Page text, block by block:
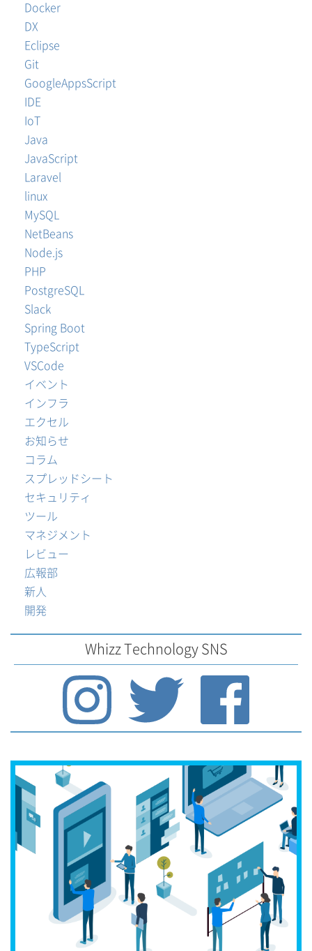
Docker
DX
Eclipse
Git
GoogleAppsScript
IDE
IoT
Java
JavaScript
Laravel
linux
MySQL
NetBeans
Node.js
PHP
PostgreSQL
Slack
Spring Boot
TypeScript
VSCode
イベント
インフラ
エクセル
お知らせ
コラム
スプレッドシート
セキュリティ
ツール
マネジメント
レビュー
広報部
新人
開発
Whizz Technology SNS